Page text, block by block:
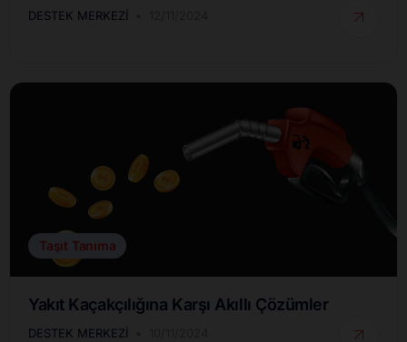
DESTEK MERKEZI
Taşıt Tanıma
Yakıt Kaçakçılığına Karşı Akıllı Çözümler
DESTEK MERKEZI